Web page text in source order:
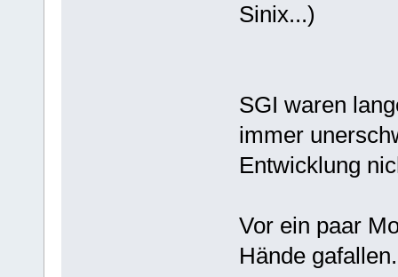
Sinix...)
SGI waren
immer
Entwicklung
Vor ein paar
Hände